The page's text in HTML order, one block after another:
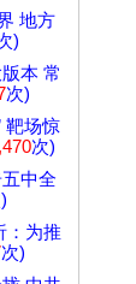
地方
)
本 常
次)
靶场惊
次)
中全
：为推
次)